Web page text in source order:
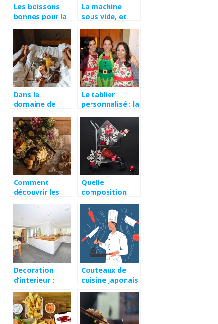
Les boissons
bonnes pour la
La machine
sous vide, et
sont à l’abri
Dans le
domaine de
qu’est-il
important de
proposer
comme service
?
Le tablier
personnalisé : la
cadeau
Comment
découvrir les
restaurants de
sa région ?
Quelle
composition
panier garni
Noël ?
Decoration
d’interieur :
un rendu sobre
et moderne
Couteaux de
cuisine japonais
preferes des
grands chefs,
mais pourquoi ?